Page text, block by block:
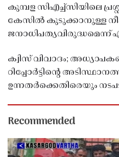
കുമ്പള സിഎച്ച്സിയിലെ
കേസിൽ കുടുക്കാനുള്ള
ക്വിസ് വിവാദം;
റിപ്പോർട്ടിൻ്റെ
ഉന്നതർക്കെതിരെയും
Recommended